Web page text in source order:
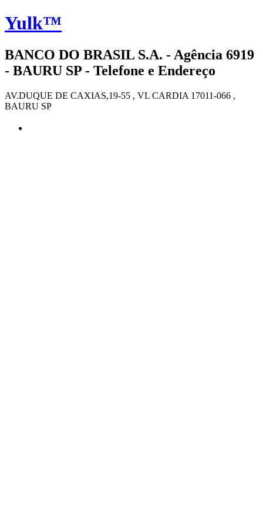
Yulk™
BANCO DO BRASIL S.A. - Agência 6919
- BAURU SP - Telefone e Endereço
AV.DUQUE DE CAXIAS,19-55 , VL CARDIA 17011-066 ,
BAURU SP